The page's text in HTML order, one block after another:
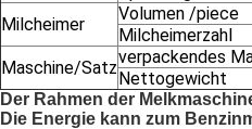
Milcheimer
Volumen /piece
Milcheimerzahl
Maschine/Satz
verpackendes
Nettogewicht
Der Rahmen der
Die Energie kann zum